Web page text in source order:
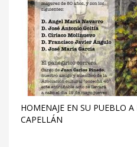
HOMENAJE EN SU PUEBLO
CAPELLÁN